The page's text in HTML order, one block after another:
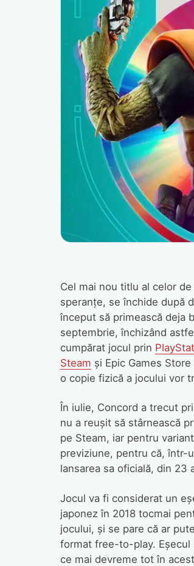
Cel mai nou titlu al celor de
speranțe, se închide după
început să primească deja
septembrie, închizând
cumpărat jocul prin
Steam și Epic Games
o copie fizică a jocului vor
În iulie, Concord a trecut
nu a reușit să stârnească
pe Steam, iar pentru
previziune, pentru că, într-
lansarea sa oficială, din 23
Jocul va fi considerat un
japonez în 2018 tocmai
jocului, și se pare că ar
format free-to-play.
ce mai devreme tot în